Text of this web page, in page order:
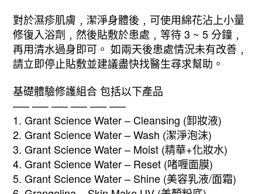
對於濕疹肌膚﹐潔淨身體後﹐可使用綿花沾上小量
修復入浴劑﹐然後貼敷於患處﹐等待 3 ~ 5 分鐘﹐
再用清水過身即可。 如兩天後患處情況未有改善﹐
請立即停止貼敷並建議盡快找醫生尋求幫助。
基礎體驗修護組合 包括以下產品
—– —– —– —– —– —–
1. Grant Science Water – Cleansing (卸妝液)
2. Grant Science Water – Wash (潔淨泡沫)
3. Grant Science Water – Moist (精華+化妝水)
4. Grant Science Water – Reset (啫喱面膜)
5. Grant Science Water – Shine (美容乳液/面霜)